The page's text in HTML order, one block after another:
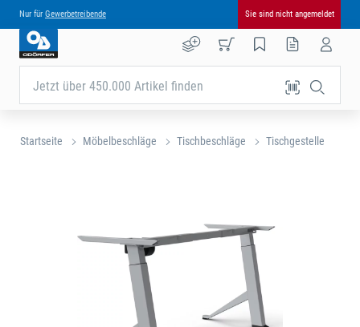
Nur für Gewerbetreibende Sie sind nicht angemeldet
Jetzt über 450.000 Artikel finden
Startseite Möbelbeschläge Tischbeschläge Tischgestelle